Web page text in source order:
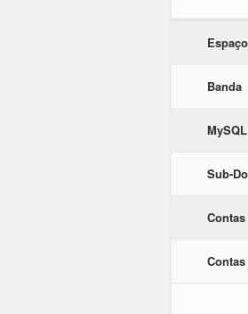
Espaço
Banda
MySQL
Sub-